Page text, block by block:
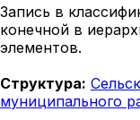
Запись в
конечной в
элементов.
Структура:
муниципального